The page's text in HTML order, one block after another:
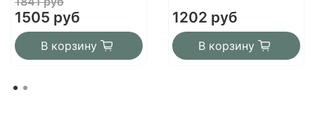
1505 руб
В корзину
1202 руб
В корзину